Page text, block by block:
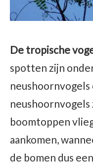
De tropische
spotten zijn
neushoornvogels
neushoornvogels
boomtoppen
aankomen,
de bomen dus